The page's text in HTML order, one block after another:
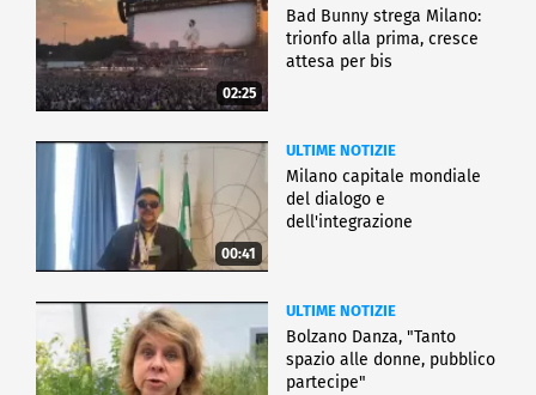
02:25
Bad Bunny strega Milano:
trionfo alla prima, cresce
attesa per bis
00:41
ULTIME NOTIZIE
Milano capitale mondiale
del dialogo e
dell'integrazione
ULTIME NOTIZIE
Bolzano Danza, "Tanto
spazio alle donne, pubblico
partecipe"